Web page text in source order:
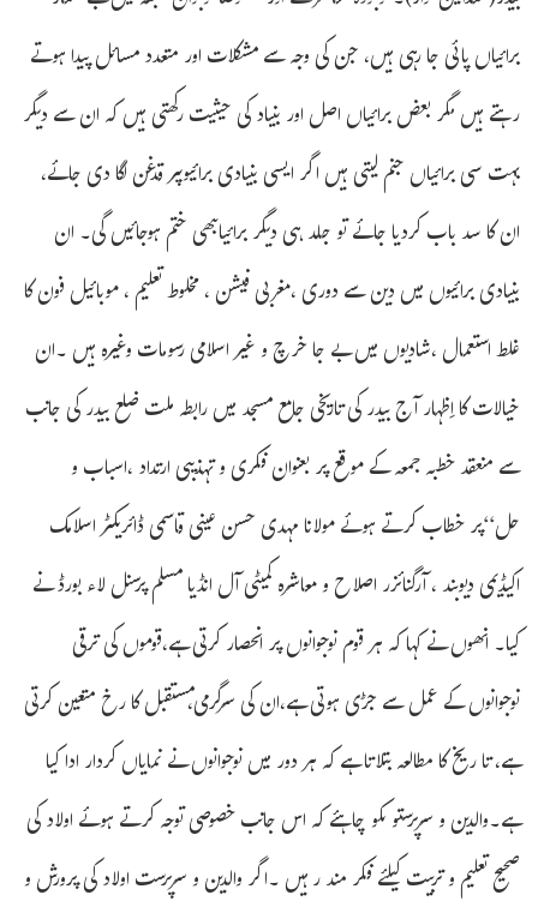
برائیاں پائی جا رہی ہیں، جن کی وجہ سے مشکلات اور متعدد مسائل پیدا ہوتے
رہتے ہیں مگر بعض برائیاں اصل اور بنیاد کی حیثیت رکھتی ہیں کہ ان سے دیگر
بہت سی برائیاں جنم لیتی ہیں اگر ایسی بنیادی برائیوںپر قدغن لگا دی جائے،
ان کا سد باب کردیا جائے تو جلد ہی دیگر برائیاںبھی ختم ہوجائیں گی۔ ان
بنیادی برائیوں میں دین سے دوری ،مغربی فیشن ، مخلوط تعلیم ، موبائیل فون کا
غلط استعمال ،شادیوں میں بے جا خرچ و غیر اسلامی رسومات وغیرہ ہیں ۔ان
خیالات کا اِظہار آج بیدر کی تاریخی جامع مسجد میں رابطہ ملت ضلع بیدر کی جانب
سے منعقد خطبہ جمعہ کے موقع پر بعنوان فکری و تہذیبی ارتداد ،اسباب و
حل‘‘پر خطاب کرتے ہوئے مولانا مہدی حسن عینی قاسمی ڈائریکٹر اسلامک
اکیڈیمی دیوبند ، آرگنائزر اصلاح و معاشرہ کمیٹی آل انڈیا مسلم پرسنل لاء بورڈ نے
کیا۔ انھوں نے کہا کہ ہر قوم نوجوانوں پر انحصار کرتی ہے،قوموں کی ترقی
نوجوانوں کے عمل سے جڑی ہوتی ہے،ان کی سرگرمی،مستقبل کا رخ متعین کرتی
ہے، تا ریخ کا مطالعہ بتلاتا ہے کہ ہر دور میں نوجوانوں نے نمایاں کردار ادا کیا
ہے۔والدین و سرپرستو ںکو چاہئے کہ اس جانب خصوصی توجہ کرتے ہوئے اولاد کی
صحیح تعلیم و تربیت کیلئے فکر مند رہیں ۔اگر والدین و سرپرست اولاد کی پرورش و